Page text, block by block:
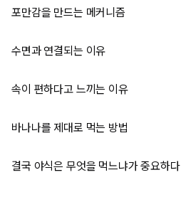
포만감을 만드는 메커니즘
수면과 연결되는 이유
속이 편하다고 느끼는 이유
바나나를 제대로 먹는 방법
결국 야식은 무엇을 먹느냐가 중요하다